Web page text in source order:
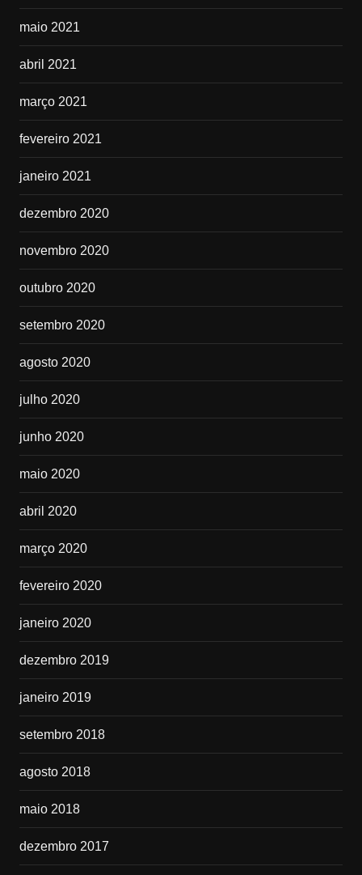
maio 2021
abril 2021
março 2021
fevereiro 2021
janeiro 2021
dezembro 2020
novembro 2020
outubro 2020
setembro 2020
agosto 2020
julho 2020
junho 2020
maio 2020
abril 2020
março 2020
fevereiro 2020
janeiro 2020
dezembro 2019
janeiro 2019
setembro 2018
agosto 2018
maio 2018
dezembro 2017